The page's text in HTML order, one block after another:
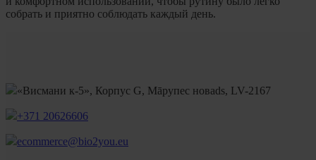
собрать и приятно соблюдать каждый день.
«Висмани к-5», Корпус G, Māрупес новads, LV-2167
+371 20626606
ecommerce@bio2you.eu